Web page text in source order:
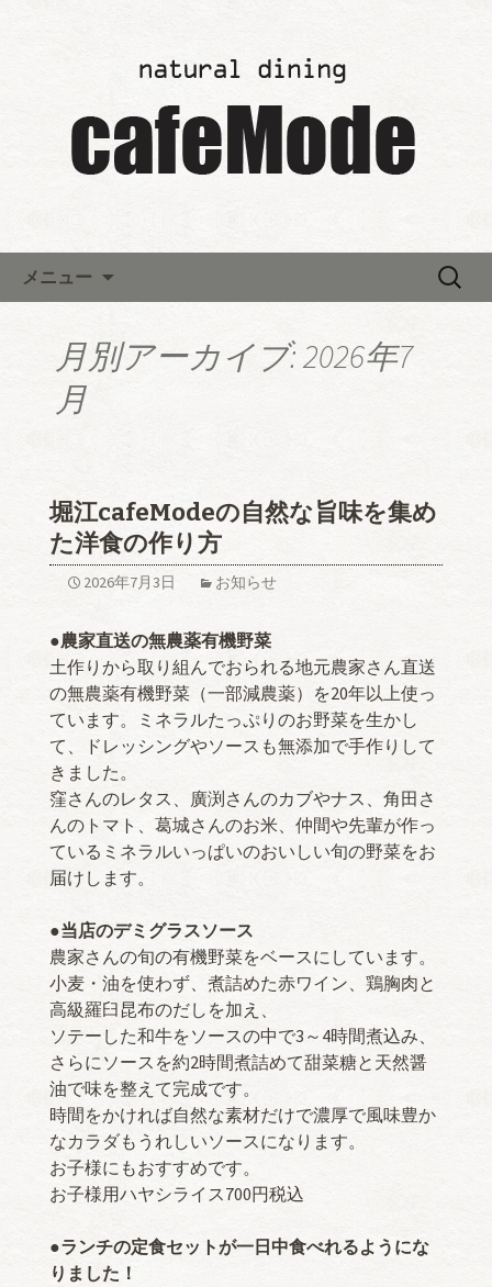
レストランウエディング「カ
フェモード～cafeMode～」か
らのお知らせ
メニュー
検
月別アーカイブ: 2026年7
月
堀江cafeModeの自然な旨味を集め
た洋食の作り方
2026年7月3日 お知らせ
●農家直送の無農薬有機野菜
土作りから取り組んでおられる地元農家さん直送
の無農薬有機野菜（一部減農薬）を20年以上使っ
ています。ミネラルたっぷりのお野菜を生かし
て、ドレッシングやソースも無添加で手作りして
きました。
窪さんのレタス、廣渕さんのカブやナス、角田さ
んのトマト、葛城さんのお米、仲間や先輩が作っ
ているミネラルいっぱいのおいしい旬の野菜をお
届けします。
●当店のデミグラスソース
農家さんの旬の有機野菜をベースにしています。
小麦・油を使わず、煮詰めた赤ワイン、鶏胸肉と
高級羅臼昆布のだしを加え、
ソテーした和牛をソースの中で3～4時間煮込み、
さらにソースを約2時間煮詰めて甜菜糖と天然醤
油で味を整えて完成です。
時間をかければ自然な素材だけで濃厚で風味豊か
なカラダもうれしいソースになります。
お子様にもおすすめです。
お子様用ハヤシライス700円税込
●ランチの定食セットが一日中食べれるようにな
りました！